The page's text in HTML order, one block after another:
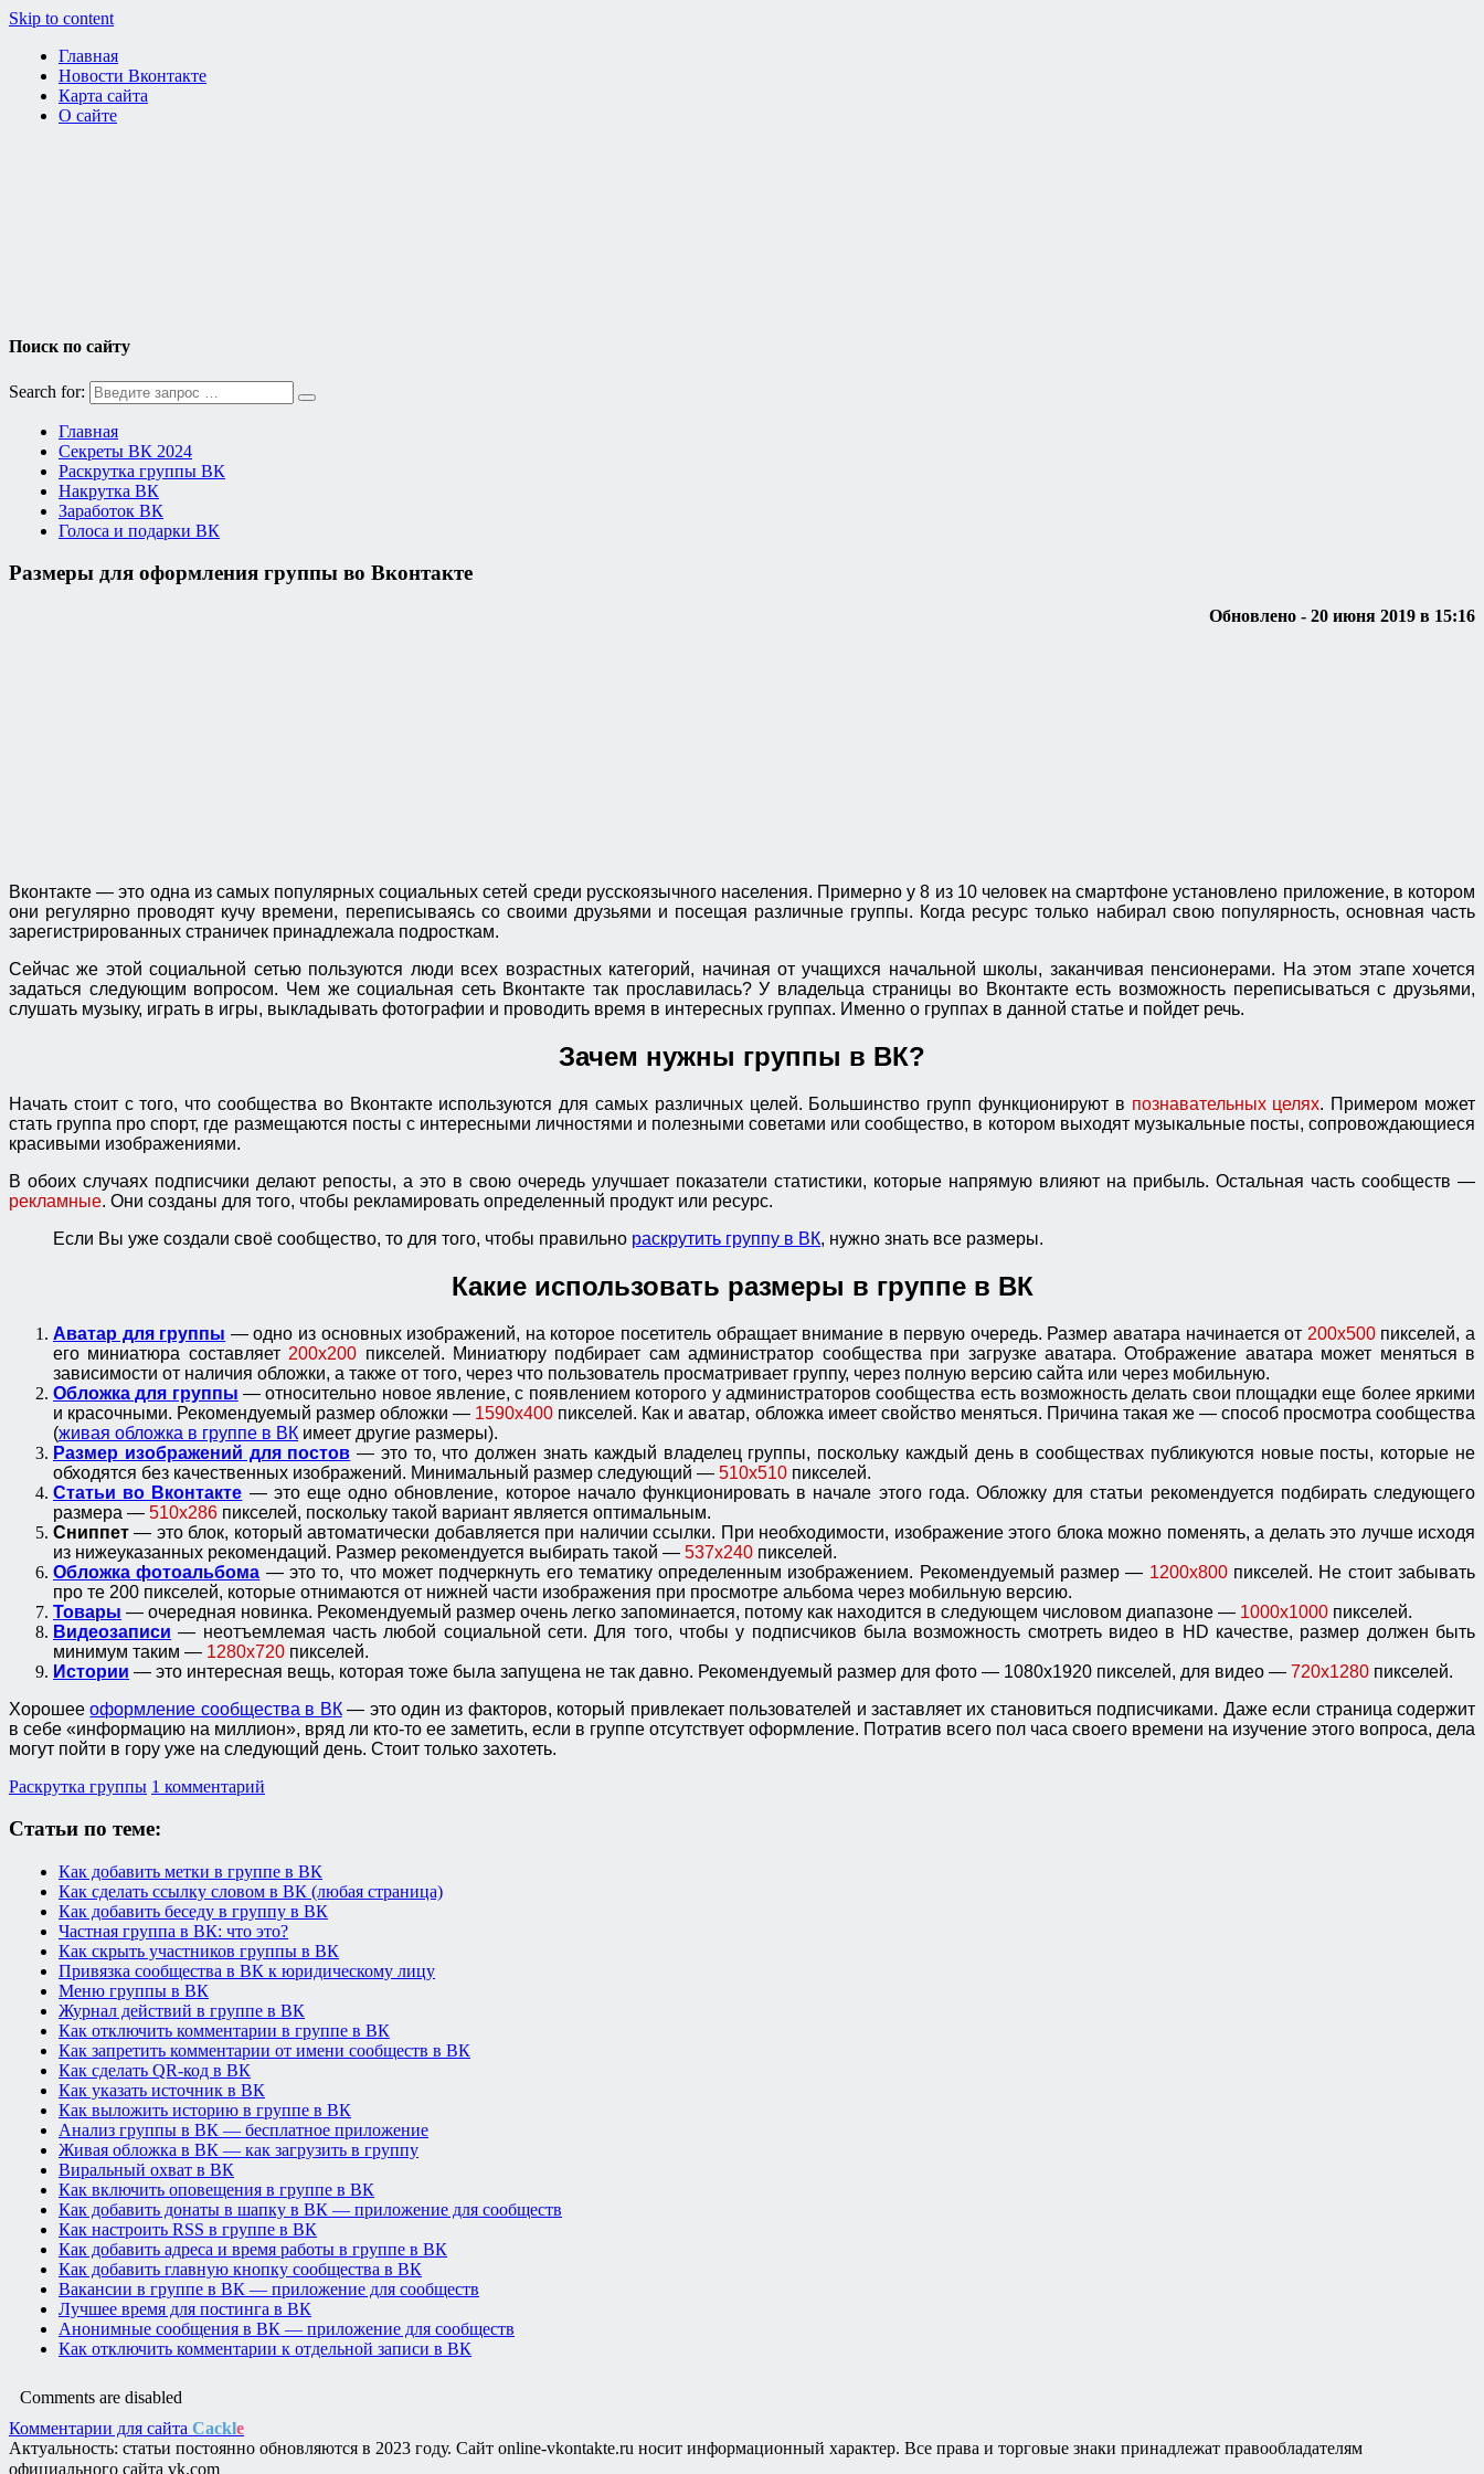
Skip to content
Главная
Новости Вконтакте
Карта сайта
О сайте
Поиск по сайту
Search for:
Главная
Секреты ВК 2024
Раскрутка группы ВК
Накрутка ВК
Заработок ВК
Голоса и подарки ВК
Размеры для оформления группы во Вконтакте
Обновлено - 20 июня 2019 в 15:16
Вконтакте — это одна из самых популярных социальных сетей среди русскоязычного населения. Примерно у 8 из 10 человек на смартфоне установлено приложение, в котором
они регулярно проводят кучу времени, переписываясь со своими друзьями и посещая различные группы. Когда ресурс только набирал свою популярность, основная часть
зарегистрированных страничек принадлежала подросткам.
Сейчас же этой социальной сетью пользуются люди всех возрастных категорий, начиная от учащихся начальной школы, заканчивая пенсионерами. На этом этапе хочется
задаться следующим вопросом. Чем же социальная сеть Вконтакте так прославилась? У владельца страницы во Вконтакте есть возможность переписываться с друзьями,
слушать музыку, играть в игры, выкладывать фотографии и проводить время в интересных группах. Именно о группах в данной статье и пойдет речь.
Зачем нужны группы в ВК?
Начать стоит с того, что сообщества во Вконтакте используются для самых различных целей. Большинство групп функционируют в познавательных целях. Примером может
стать группа про спорт, где размещаются посты с интересными личностями и полезными советами или сообщество, в котором выходят музыкальные посты, сопровождающиеся
красивыми изображениями.
В обоих случаях подписчики делают репосты, а это в свою очередь улучшает показатели статистики, которые напрямую влияют на прибыль. Остальная часть сообществ —
рекламные. Они созданы для того, чтобы рекламировать определенный продукт или ресурс.
Если Вы уже создали своё сообщество, то для того, чтобы правильно раскрутить группу в ВК, нужно знать все размеры.
Какие использовать размеры в группе в ВК
Аватар для группы — одно из основных изображений, на которое посетитель обращает внимание в первую очередь. Размер аватара начинается от 200x500пикселей, а
его миниатюра составляет200х200 пикселей. Миниатюру подбирает сам администратор сообщества при загрузке аватара. Отображение аватара может меняться в
зависимости от наличия обложки, а также от того, через что пользователь просматривает группу, через полную версию сайта или через мобильную.
Обложка для группы — относительно новое явление, с появлением которого у администраторов сообщества есть возможность делать свои площадки еще более яркими
и красочными. Рекомендуемый размер обложки — 1590х400 пикселей. Как и аватар, обложка имеет свойство меняться. Причина такая же — способ просмотра сообщества
(живая обложка в группе в ВК имеет другие размеры).
Размер изображений для постов — это то, что должен знать каждый владелец группы, поскольку каждый день в сообществах публикуются новые посты, которые не
обходятся без качественных изображений. Минимальный размер следующий — 510х510 пикселей.
Статьи во Вконтакте — это еще одно обновление, которое начало функционировать в начале этого года. Обложку для статьи рекомендуется подбирать следующего
размера — 510х286 пикселей, поскольку такой вариант является оптимальным.
Сниппет — это блок, который автоматически добавляется при наличии ссылки. При необходимости, изображение этого блока можно поменять, а делать это лучше исходя
из нижеуказанных рекомендаций. Размер рекомендуется выбирать такой — 537х240 пикселей.
Обложка фотоальбома — это то, что может подчеркнуть его тематику определенным изображением. Рекомендуемый размер — 1200х800пикселей. Не стоит забывать
про те 200 пикселей, которые отнимаются от нижней части изображения при просмотре альбома через мобильную версию.
Товары — очередная новинка. Рекомендуемый размер очень легко запоминается, потому как находится в следующем числовом диапазоне — 1000х1000 пикселей.
Видеозаписи — неотъемлемая часть любой социальной сети. Для того, чтобы у подписчиков была возможность смотреть видео в HD качестве, размер должен быть
минимум таким — 1280х720 пикселей.
Истории — это интересная вещь, которая тоже была запущена не так давно. Рекомендуемый размер для фото — 1080х1920 пикселей, для видео — 720х1280 пикселей.
Хорошееоформление сообщества в ВК— это один из факторов, который привлекает пользователей и заставляет их становиться подписчиками. Даже если страница содержит
в себе «информацию на миллион», вряд ли кто-то ее заметить, если в группе отсутствует оформление. Потратив всего пол часа своего времени на изучение этого вопроса, дела
могут пойти в гору уже на следующий день. Стоит только захотеть.
Раскрутка группы 1 комментарий
Статьи по теме:
Как добавить метки в группе в ВК
Как сделать ссылку словом в ВК (любая страница)
Как добавить беседу в группу в ВК
Частная группа в ВК: что это?
Как скрыть участников группы в ВК
Привязка сообщества в ВК к юридическому лицу
Меню группы в ВК
Журнал действий в группе в ВК
Как отключить комментарии в группе в ВК
Как запретить комментарии от имени сообществ в ВК
Как сделать QR-код в ВК
Как указать источник в ВК
Как выложить историю в группе в ВК
Анализ группы в ВК — бесплатное приложение
Живая обложка в ВК — как загрузить в группу
Виральный охват в ВК
Как включить оповещения в группе в ВК
Как добавить донаты в шапку в ВК — приложение для сообществ
Как настроить RSS в группе в ВК
Как добавить адреса и время работы в группе в ВК
Как добавить главную кнопку сообщества в ВК
Вакансии в группе в ВК — приложение для сообществ
Лучшее время для постинга в ВК
Анонимные сообщения в ВК — приложение для сообществ
Как отключить комментарии к отдельной записи в ВК
Comments are disabled
Комментарии для сайта Cackle
Актуальность: статьи постоянно обновляются в 2023 году. Сайт online-vkontakte.ru носит информационный характер. Все права и торговые знаки принадлежат правообладателям
официального сайта vk.com